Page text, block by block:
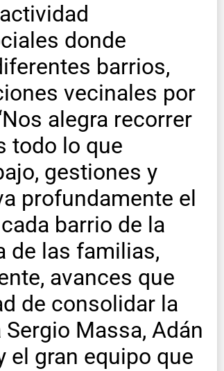
donde
barrios,
vecinales por
alegra recorrer
todo lo que
gestiones y
profundamente el
barrio de la
de las familias,
avances que
de consolidar la
Massa, Adán
el gran equipo que